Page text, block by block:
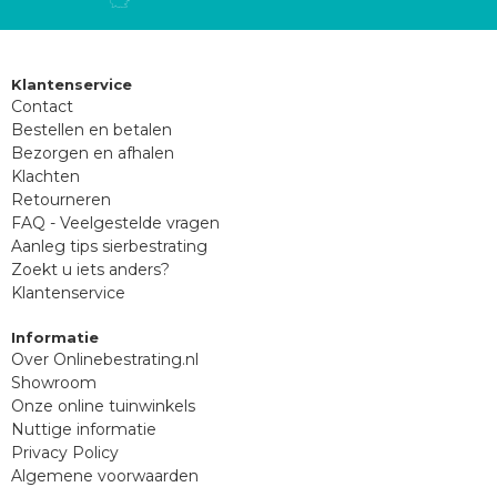
Klantenservice
Contact
Bestellen en betalen
Bezorgen en afhalen
Klachten
Retourneren
FAQ - Veelgestelde vragen
Aanleg tips sierbestrating
Zoekt u iets anders?
Klantenservice
Informatie
Over Onlinebestrating.nl
Showroom
Onze online tuinwinkels
Nuttige informatie
Privacy Policy
Algemene voorwaarden